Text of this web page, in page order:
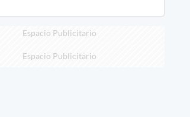
Espacio Publicitario
Espacio Publicitario